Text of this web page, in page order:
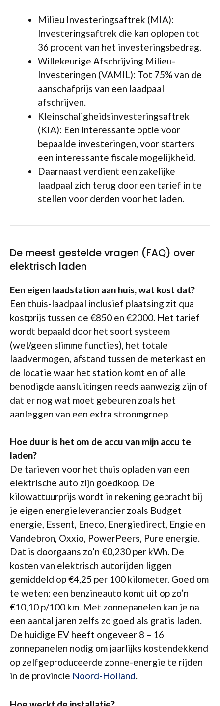
Milieu Investeringsaftrek (MIA):
Investeringsaftrek die kan oplopen tot
36 procent van het investeringsbedrag.
Willekeurige Afschrijving Milieu-
Investeringen (VAMIL): Tot 75% van de
aanschafprijs van een laadpaal
afschrijven.
Kleinschaligheidsinvesteringsaftrek
(KIA): Een interessante optie voor
bepaalde investeringen, voor starters
een interessante fiscale mogelijkheid.
Daarnaast verdient een zakelijke
laadpaal zich terug door een tarief in te
stellen voor derden voor het laden.
De meest gestelde vragen (FAQ) over
elektrisch laden
Een eigen laadstation aan huis, wat kost dat?
Een thuis-laadpaal inclusief plaatsing zit qua
kostprijs tussen de €850 en €2000. Het tarief
wordt bepaald door het soort systeem
(wel/geen slimme functies), het totale
laadvermogen, afstand tussen de meterkast en
de locatie waar het station komt en of alle
benodigde aansluitingen reeds aanwezig zijn of
dat er nog wat moet gebeuren zoals het
aanleggen van een extra stroomgroep.
Hoe duur is het om de accu van mijn accu te
laden?
De tarieven voor het thuis opladen van een
elektrische auto zijn goedkoop. De
kilowattuurprijs wordt in rekening gebracht bij
je eigen energieleverancier zoals Budget
energie, Essent, Eneco, Energiedirect, Engie en
Vandebron, Oxxio, PowerPeers, Pure energie.
Dat is doorgaans zo’n €0,230 per kWh. De
kosten van elektrisch autorijden liggen
gemiddeld op €4,25 per 100 kilometer. Goed om
te weten: een benzineauto komt uit op zo’n
€10,10 p/100 km. Met zonnepanelen kan je na
een aantal jaren zelfs zo goed als gratis laden.
De huidige EV heeft ongeveer 8 – 16
zonnepanelen nodig om jaarlijks kostendekkend
op zelfgeproduceerde zonne-energie te rijden
in de provincie Noord-Holland.
Hoe werkt de installatie?